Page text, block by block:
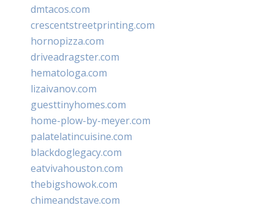
dmtacos.com
crescentstreetprinting.com
hornopizza.com
driveadragster.com
hematologa.com
lizaivanov.com
guesttinyhomes.com
home-plow-by-meyer.com
palatelatincuisine.com
blackdoglegacy.com
eatvivahouston.com
thebigshowok.com
chimeandstave.com